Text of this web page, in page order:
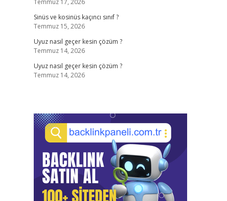
Temmuz 17, 2026
Sinüs ve kosinüs kaçıncı sınıf ?
Temmuz 15, 2026
Uyuz nasıl geçer kesin çözüm ?
Temmuz 14, 2026
Uyuz nasıl geçer kesin çözüm ?
Temmuz 14, 2026